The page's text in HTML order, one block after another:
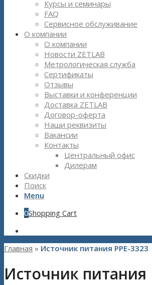
Курсы и семинары
FAQ
Сервисное обслуживание
О компании
О компании
Новости ZETLAB
Метрологическая служба
Сертификаты
Отзывы
Выставки и конференции
Доставка ZETLAB
Договор-оферта
Наши реквизиты
Вакансии
Контакты
Центральный офис
Дилерам
Скидки
Поиск
Menu
0Shopping Cart
Главная » Источник питания PPE-3323
Источник питания